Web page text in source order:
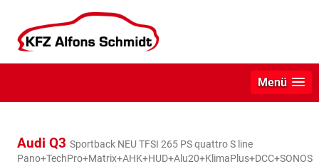
Menü
Audi Q3 Sportback NEU TFSI 265 PS quattro S line
Pano+TechPro+Matrix+AHK+HUD+Alu20+KlimaPlus+DCC+SONOS